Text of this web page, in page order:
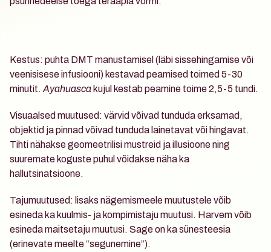
Mõjud
Kestus: puhta DMT manustamisel (läbi sissehingamise või
veenisisese infusiooni) kestavad peamised toimed 5-30
minutit. Ayahuasca kujul kestab peamine toime 2,5-5 tundi.
Visuaalsed muutused: värvid võivad tunduda erksamad,
objektid ja pinnad võivad tunduda lainetavat või hingavat.
Tihti nähakse geomeetrilisi mustreid ja illusioone ning
suuremate koguste puhul võidakse näha ka
hallutsinatsioone.
Tajumuutused: lisaks nägemismeele muutustele võib
esineda ka kuulmis- ja kompimistaju muutusi. Harvem võib
esineda maitsetaju muutusi. Sage on ka sünesteesia
(erinevate meelte “segunemine”).